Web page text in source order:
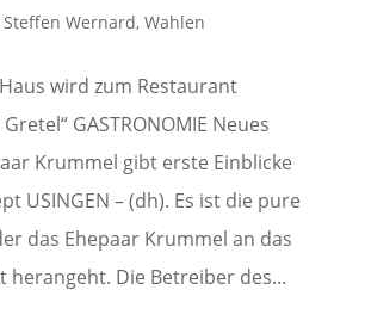
Wernard, Wahlen
wird zum Restaurant
GASTRONOMIE Neues
Krummel gibt erste Einblicke
USINGEN – (dh). Es ist die pure
das Ehepaar Krummel an das
herangeht. Die Betreiber des...